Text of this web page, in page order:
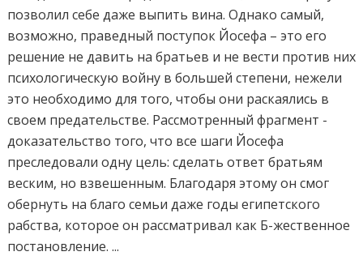
позволил себе даже выпить вина. Однако самый,
возможно, праведный поступок Йосефа – это его
решение не давить на братьев и не вести против них
психологическую войну в большей степени, нежели
это необходимо для того, чтобы они раскаялись в
своем предательстве. Рассмотренный фрагмент -
доказательство того, что все шаги Йосефа
преследовали одну цель: сделать ответ братьям
веским, но взвешенным. Благодаря этому он смог
обернуть на благо семьи даже годы египетского
рабства, которое он рассматривал как Б-жественное
постановление. ...